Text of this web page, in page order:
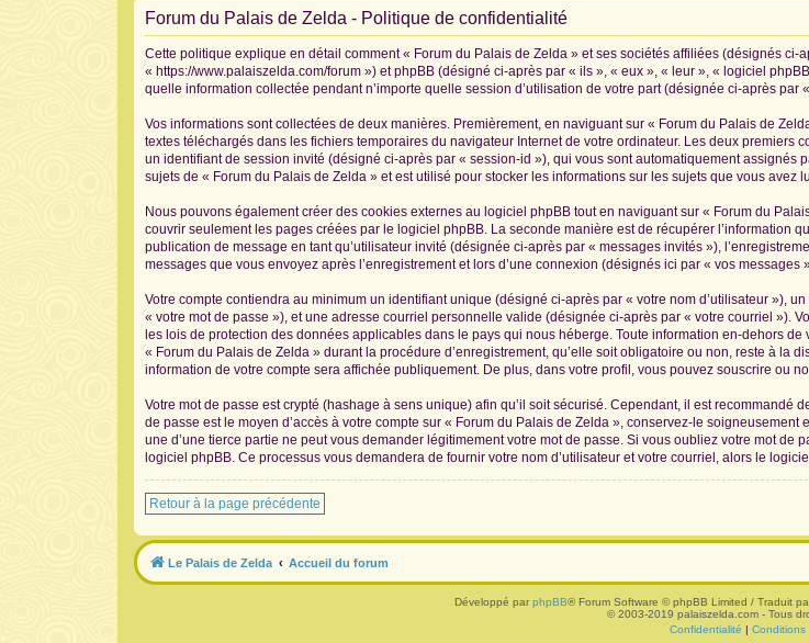
Forum du Palais de Zelda - Politique de confidentialité
Cette politique explique en détail comment « Forum du Palais de Zelda » et ses sociétés affiliées (désignés ci-
« https://www.palaiszelda.com/forum ») et phpBB (désigné ci-après par « ils », « eux », « leur », « logiciel
quelle information collectée pendant n’importe quelle session d’utilisation de votre part (désignée ci-après par
Vos informations sont collectées de deux manières. Premièrement, en naviguant sur « Forum du Palais de
textes téléchargés dans les fichiers temporaires du navigateur Internet de votre ordinateur. Les deux
un identifiant de session invité (désigné ci-après par « session-id »), qui vous sont automatiquement
sujets de « Forum du Palais de Zelda » et est utilisé pour stocker les informations sur les sujets que vous avez
Nous pouvons également créer des cookies externes au logiciel phpBB tout en naviguant sur « Forum du
couvrir seulement les pages créées par le logiciel phpBB. La seconde manière est de récupérer l’information
publication de message en tant qu’utilisateur invité (désignée ci-après par « messages invités »),
messages que vous envoyez après l’enregistrement et lors d’une connexion (désignés ici par « vos messages
Votre compte contiendra au minimum un identifiant unique (désigné ci-après par « votre nom d’utilisateur »),
« votre mot de passe »), et une adresse courriel personnelle valide (désignée ci-après par « votre courriel »).
les lois de protection des données applicables dans le pays qui nous héberge. Toute information en-dehors
« Forum du Palais de Zelda » durant la procédure d’enregistrement, qu’elle soit obligatoire ou non, reste à la
information de votre compte sera affichée publiquement. De plus, dans votre profil, vous pouvez souscrire ou
Votre mot de passe est crypté (hashage à sens unique) afin qu’il soit sécurisé. Cependant, il est recommandé
de passe est le moyen d’accès à votre compte sur « Forum du Palais de Zelda », conservez-le
une d’une tierce partie ne peut vous demander légitimement votre mot de passe. Si vous oubliez votre mot de
logiciel phpBB. Ce processus vous demandera de fournir votre nom d’utilisateur et votre courriel, alors le
Retour à la page précédente
Le Palais de Zelda Accueil du forum
Développé par phpBB® Forum Software © phpBB Limited / Traduit
© 2003-2019 palaiszelda.com - Tous
Confidentialité | Conditions